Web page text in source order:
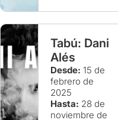
Tabú: Dani
Alés
Desde: 15 de
febrero de
2025
Hasta: 28 de
noviembre de